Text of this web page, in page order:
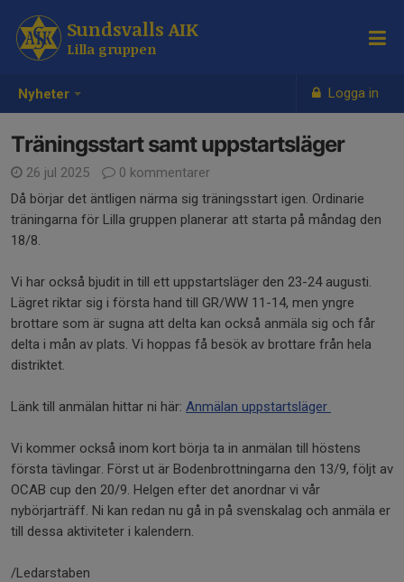
Nyheter Logga in
Sundsvalls AIK
Lilla gruppen
Träningsstart samt uppstartsläger
26 jul 2025
0 kommentarer
Då börjar det äntligen närma sig träningsstart igen. Ordinarie
träningarna för Lilla gruppen planerar att starta på måndag den
18/8.
Vi har också bjudit in till ett uppstartsläger den 23-24 augusti.
Lägret riktar sig i första hand till GR/WW 11-14, men yngre
brottare som är sugna att delta kan också anmäla sig och får
delta i mån av plats. Vi hoppas få besök av brottare från hela
distriktet.
Länk till anmälan hittar ni här: Anmälan uppstartsläger
Vi kommer också inom kort börja ta in anmälan till höstens
första tävlingar. Först ut är Bodenbrottningarna den 13/9, följt av
OCAB cup den 20/9. Helgen efter det anordnar vi vår
nybörjarträff. Ni kan redan nu gå in på svenskalag och anmäla er
till dessa aktiviteter i kalendern.
/Ledarstaben